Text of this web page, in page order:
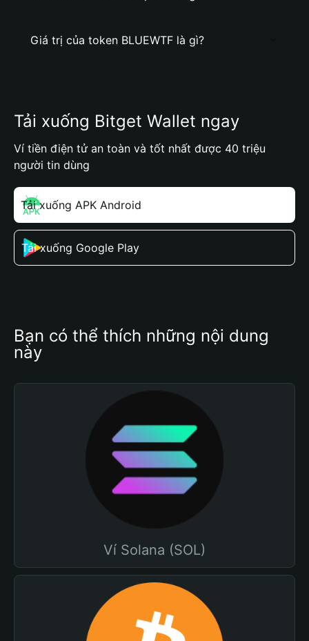
Giá trị của token BLUEWTF là gì?
Tải xuống Bitget Wallet ngay
Ví tiền điện tử an toàn và tốt nhất được 40 triệu
người tin dùng
Tải xuống APK Android
Tải xuống Google Play
Bạn có thể thích những nội dung
này
Ví Solana (SOL)